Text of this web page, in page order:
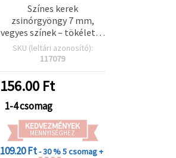
Színes kerek
zsinórgyöngy 7 mm,
vegyes színek – tökéletes
ékszerkészítéshez,
kézműves és DIY
darabos készlet
SKU (leltári azonosító):
117079
156.00Ft
1-4 csomag
KEDVEZMÉNYEK
MENNYISÉGHEZ
109.20 Ft- 30 %5 csomag +